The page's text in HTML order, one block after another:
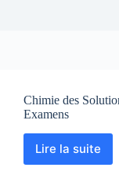
Chimie des
Examens
Lire la suite
Chimie